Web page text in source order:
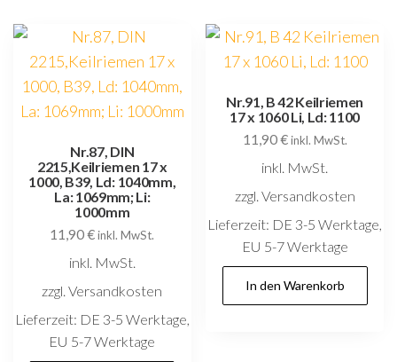
Nr.87, DIN
2215,Keilriemen 17 x
1000, B39, Ld: 1040mm,
La: 1069mm; Li:
1000mm
11,90€ inkl. MwSt.
inkl. MwSt.
zzgl. Versandkosten
Lieferzeit: DE 3-5 Werktage,
EU 5-7 Werktage
Nr.91, B 42 Keilriemen
17 x 1060 Li, Ld: 1100
11,90€ inkl. MwSt.
inkl. MwSt.
zzgl. Versandkosten
Lieferzeit: DE 3-5 Werktage,
EU 5-7 Werktage
In den Warenkorb